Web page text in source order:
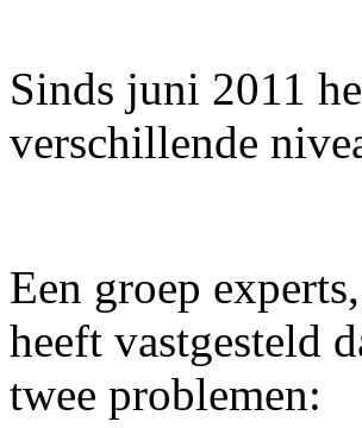
Sinds juni 2011
verschillende
Een groep
heeft vastgesteld
twee problemen: